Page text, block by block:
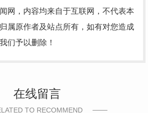
网，内容均来自于互联网，不代表本
属原作者及站点所有，如有对您造成
们予以删除！
在线留言
TO RECOMMEND